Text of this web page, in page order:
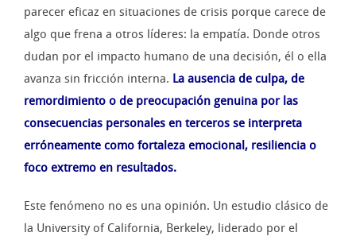
parecer eficaz en situaciones de crisis porque carece de
algo que frena a otros líderes: la empatía. Donde otros
dudan por el impacto humano de una decisión, él o ella
avanza sin fricción interna. La ausencia de culpa, de
remordimiento o de preocupación genuina por las
consecuencias personales en terceros se interpreta
erróneamente como fortaleza emocional, resiliencia o
foco extremo en resultados.
Este fenómeno no es una opinión. Un estudio clásico de
la University of California, Berkeley, liderado por el